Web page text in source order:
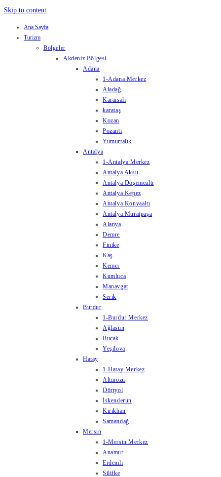
Skip to content
Ana Sayfa
Turizm
Bölgeler
Akdeniz Bölgesi
Adana
1-Adana Merkez
Aladağ
Karaisalı
karataş
Kozan
Pozantı
Yumurtalık
Antalya
1-Antalya Merkez
Antalya Aksu
Antalya Döşemealtı
Antalya Kepez
Antalya Konyaaltı
Antalya Muratpaşa
Alanya
Demre
Finike
Kaş
Kemer
Kumluca
Manavgat
Serik
Burdur
1-Burdur Merkez
Ağlasun
Bucak
Yeşilova
Hatay
1-Hatay Merkez
Altınözü
Dörtyol
İskenderun
Kırıkhan
Samandağ
Mersin
1-Mersin Merkez
Anamur
Erdemli
Silifke